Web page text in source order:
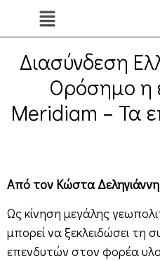
Διασύνδεση
Ορόσημο η
Meridiam – Τα
Από τον Κώστα Δεληγιάννη
Ως κίνηση μεγάλης
μπορεί να ξεκλειδώσει τη
επενδυτών στον φορέα